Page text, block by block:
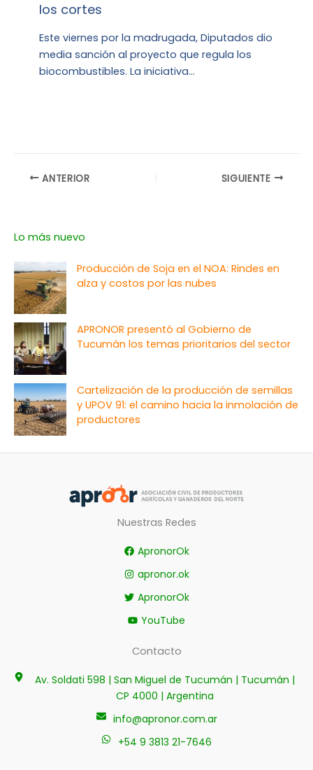
los cortes
Este viernes por la madrugada, Diputados dio
media sanción al proyecto que regula los
biocombustibles. La iniciativa…
ANTERIOR SIGUIENTE
Lo más nuevo
Producción de Soja en el NOA: Rindes en
alza y costos por las nubes
APRONOR presentó al Gobierno de
Tucumán los temas prioritarios del sector
Cartelización de la producción de semillas
y UPOV 91: el camino hacia la inmolación de
productores
Nuestras Redes
ApronorOk
apronor.ok
ApronorOk
YouTube
Contacto
Av. Soldati 598 | San Miguel de Tucumán | Tucumán |
CP 4000 | Argentina
info@apronor.com.ar
+54 9 3813 21-7646